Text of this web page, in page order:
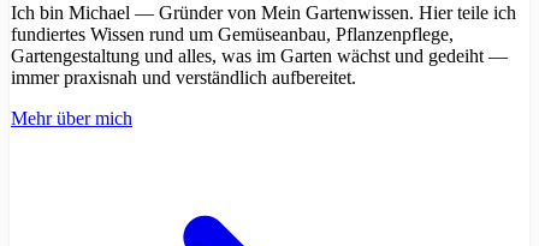
Ich bin Michael — Gründer von Mein Gartenwissen. Hier teile ich
fundiertes Wissen rund um Gemüseanbau, Pflanzenpflege,
Gartengestaltung und alles, was im Garten wächst und gedeiht —
immer praxisnah und verständlich aufbereitet.
Mehr über mich